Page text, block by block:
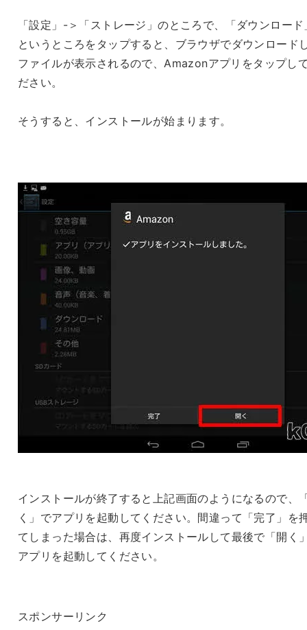
「設定」-＞「ストレージ」のところで、「ダウンロード
というところをタップすると、ブラウザでダウンロード
ファイルが表示されるので、Amazonアプリをタップし
ださい。
そうすると、インストールが始まります。
インストールが終了すると上記画面のようになるので、
く」でアプリを起動してください。間違って「完了」を
てしまった場合は、再度インストールして最後で「開く
アプリを起動してください。
スポンサーリンク